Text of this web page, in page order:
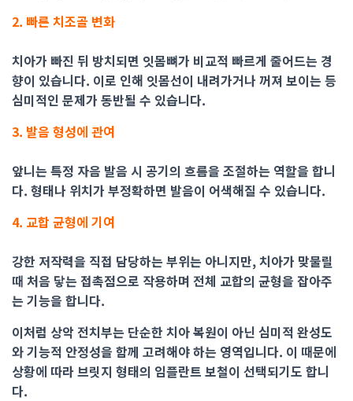
2. 빠른 치조골 변화
치아가 빠진 뒤 방치되면 잇몸뼈가 비교적 빠르게 줄어드는 경
향이 있습니다. 이로 인해 잇몸선이 내려가거나 꺼져 보이는 등
심미적인 문제가 동반될 수 있습니다.
3. 발음 형성에 관여
앞니는 특정 자음 발음 시 공기의 흐름을 조절하는 역할을 합니
다. 형태나 위치가 부정확하면 발음이 어색해질 수 있습니다.
4. 교합 균형에 기여
강한 저작력을 직접 담당하는 부위는 아니지만, 치아가 맞물릴
때 처음 닿는 접촉점으로 작용하며 전체 교합의 균형을 잡아주
는 기능을 합니다.
이처럼 상악 전치부는 단순한 치아 복원이 아닌 심미적 완성도
와 기능적 안정성을 함께 고려해야 하는 영역입니다. 이 때문에
상황에 따라 브릿지 형태의 임플란트 보철이 선택되기도 합니
다.